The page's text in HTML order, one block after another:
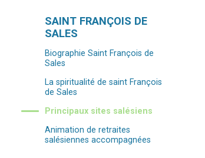
Navigation
SAINT FRANÇOIS DE
SALES
Biographie Saint François de
Sales
La spiritualité de saint François
de Sales
Principaux sites salésiens
Animation de retraites
salésiennes accompagnées